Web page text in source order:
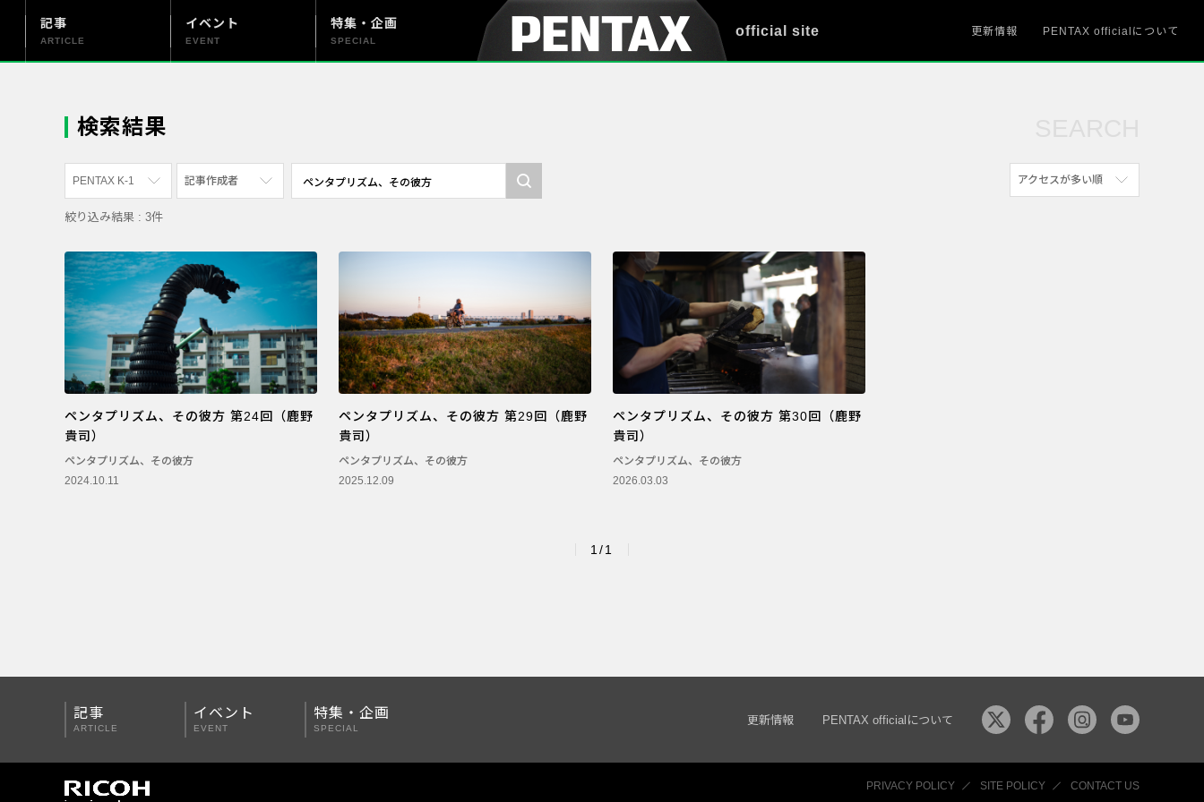
official site
記事
ARTICLE
イベント
EVENT
特集・企画
SPECIAL
更新情報 PENTAX officialについて
検索結果
PENTAX K-1
すべて
PENTAX K-70
PENTAX KF
PENTAX K-1
PENTAX K-3 Mark III Monochrome
PENTAX 17
PENTAX Qシリーズ
PENTAX K-3 Mark III
記事作成者
写真家
社員
漫画家
アクセスが多い順
絞り込み結果 : 3件
ペンタプリズム、その彼方 第24回（鹿野
貴司）
ペンタプリズム、その彼方
2024.10.11
ペンタプリズム、その彼方 第29回（鹿野
貴司）
ペンタプリズム、その彼方
2025.12.09
ペンタプリズム、その彼方 第30回（鹿野
貴司）
ペンタプリズム、その彼方
2026.03.03
1/1
記事
ARTICLE
イベント
EVENT
特集・企画
SPECIAL
更新情報 PENTAX officialについて
PRIVACY POLICY SITE POLICY CONTACT US